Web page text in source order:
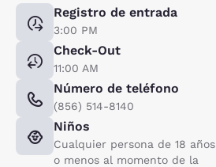
Registro de entrada
3:00 PM
Check-Out
11:00 AM
Número de teléfono
(856) 514-8140
Niños
Cualquier persona de 18 años
o menos al momento de la